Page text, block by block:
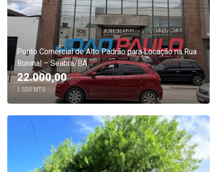
Ponto Comercial de Alto Padrão para Locação na Rua
Boninal – Seabra/BA
22.000,00
1.500 MTS